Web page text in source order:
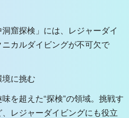
窟探検」には、レジャーダイ
カルダイビングが不可欠で
境に挑む
を超えた“探検”の領域。挑戦す
レジャーダイビングにも役立